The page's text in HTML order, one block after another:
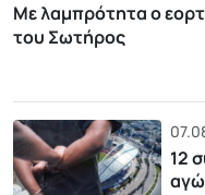
Με λαμπρότητα ο
του Σωτήρος
12